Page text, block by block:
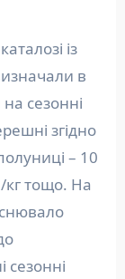
із
в
сезонні
згідно
– 10
кг тощо. На
сезонні